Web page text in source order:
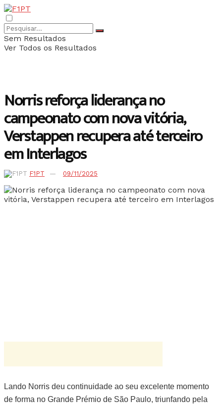
Sem Resultados
Ver Todos os Resultados
Norris reforça liderança no
campeonato com nova vitória,
Verstappen recupera até terceiro
em Interlagos
F1PT 09/11/2025
Lando Norris deu continuidade ao seu excelente momento
de forma no Grande Prémio de São Paulo, triunfando pela